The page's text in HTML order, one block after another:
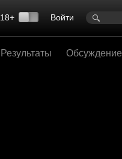
Войти
18+
Результаты Обсуждение